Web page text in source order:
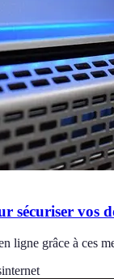
sécuriser vos
ligne grâce à ces
internet